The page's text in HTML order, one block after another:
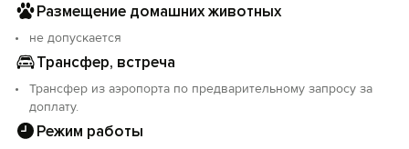
Размещение домашних животных
не допускается
Трансфер, встреча
Трансфер из аэропорта по предварительному запросу за
доплату.
Режим работы